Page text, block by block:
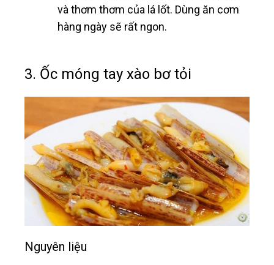
và thơm thơm của lá lốt. Dùng ăn cơm
hàng ngày sẽ rất ngon.
3. Ốc móng tay xào bơ tỏi
Nguyên liệu